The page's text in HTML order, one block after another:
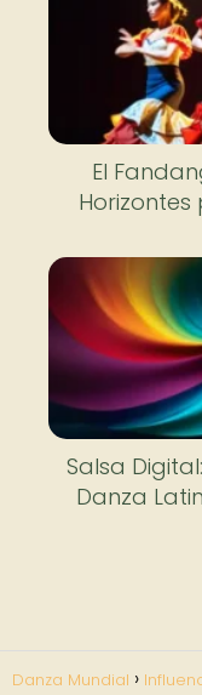
El
Salsa
Danza
Danza Mundial